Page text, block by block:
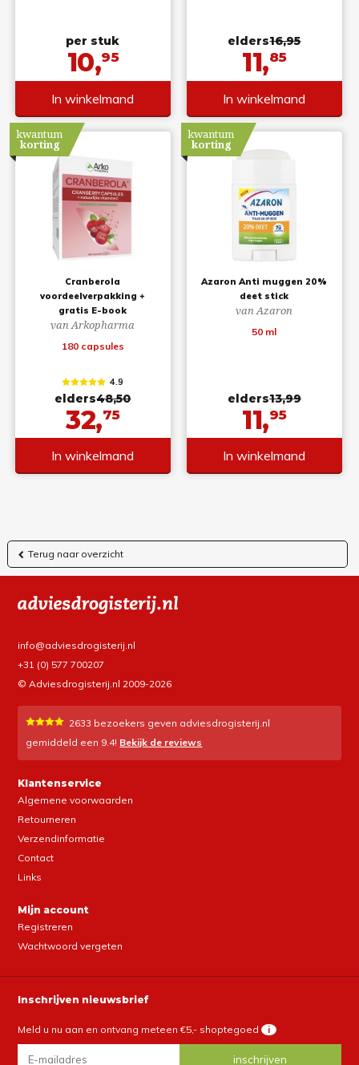
per stuk
10,95
In winkelmand
elders16,95
11,85
In winkelmand
Cranberola
voordeelverpakking +
gratis E-book
van Arkopharma
180 capsules
kwantum
korting
4.9
elders48,50
32,75
In winkelmand
Azaron Anti muggen 20%
deet stick
van Azaron
50 ml
kwantum
korting
elders13,99
11,95
In winkelmand
Terug naar overzicht
info@adviesdrogisterij.nl
+31 (0) 577 700207
© Adviesdrogisterij.nl 2009-2026
2633 bezoekers geven adviesdrogisterij.nl
gemiddeld een 9.4! Bekijk de reviews
Klantenservice
Algemene voorwaarden
Retourneren
Verzendinformatie
Contact
Links
Mijn account
Registreren
Wachtwoord vergeten
Inschrijven nieuwsbrief
Meld u nu aan en ontvang meteen €5,- shoptegoed i